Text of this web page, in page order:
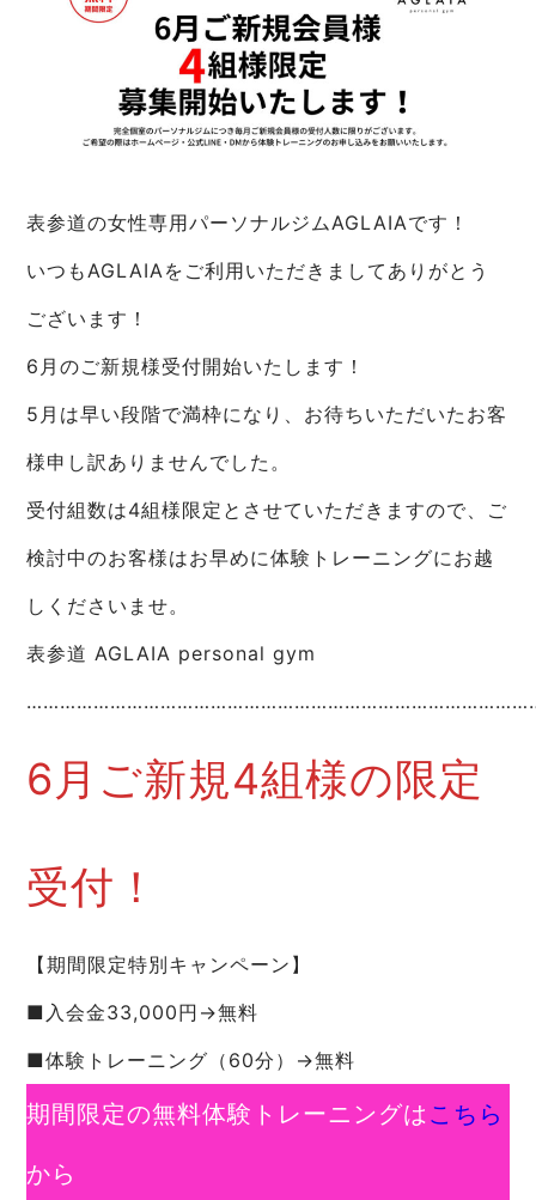
表参道の女性専用パーソナルジムAGLAIAです！
いつもAGLAIAをご利用いただきましてありがとう
ございます！
6月のご新規様受付開始いたします！
5月は早い段階で満枠になり、お待ちいただいたお客
様申し訳ありませんでした。
受付組数は4組様限定とさせていただきますので、ご
検討中のお客様はお早めに体験トレーニングにお越
しくださいませ。
表参道 AGLAIA personal gym
6月ご新規4組様の限定
受付！
【期間限定特別キャンペーン】
■入会金33,000円→無料
■体験トレーニング（60分）→無料
期間限定の無料体験トレーニングはこちら
から